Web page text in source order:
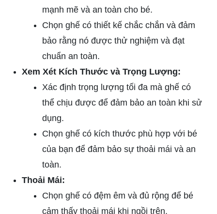
mạnh mẽ và an toàn cho bé.
Chọn ghế có thiết kế chắc chắn và đảm
bảo rằng nó được thử nghiệm và đạt
chuẩn an toàn.
Xem Xét Kích Thước và Trọng Lượng:
Xác định trọng lượng tối đa mà ghế có
thể chịu được để đảm bảo an toàn khi sử
dụng.
Chọn ghế có kích thước phù hợp với bé
của bạn để đảm bảo sự thoải mái và an
toàn.
Thoải Mái:
Chọn ghế có đệm êm và đủ rộng để bé
cảm thấy thoải mái khi ngồi trên.